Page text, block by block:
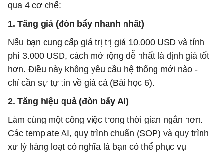
qua 4 cơ chế:
1. Tăng giá (đòn bẩy nhanh nhất)
Nếu bạn cung cấp giá trị trị giá 10.000 USD và tính
phí 3.000 USD, cách mở rộng dễ nhất là định giá tốt
hơn. Điều này không yêu cầu hệ thống mới nào -
chỉ cần sự tự tin về giá cả (Bài học 6).
2. Tăng hiệu quả (đòn bẩy AI)
Làm cùng một công việc trong thời gian ngắn hơn.
Các template AI, quy trình chuẩn (SOP) và quy trình
xử lý hàng loạt có nghĩa là bạn có thể phục vụ